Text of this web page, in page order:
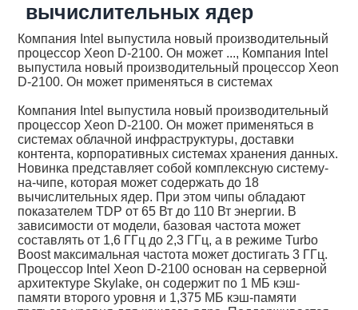
вычислительных ядер
Компания Intel выпустила новый производительный
процессор Xeon D-2100. Он может ..., Компания Intel
выпустила новый производительный процессор Xeon
D-2100. Он может применяться в системах
Компания Intel выпустила новый производительный
процессор Xeon D-2100. Он может применяться в
системах облачной инфраструктуры, доставки
контента, корпоративных системах хранения данных.
Новинка представляет собой комплексную систему-
на-чипе, которая может содержать до 18
вычислительных ядер. При этом чипы обладают
показателем TDP от 65 Вт до 110 Вт энергии. В
зависимости от модели, базовая частота может
составлять от 1,6 ГГц до 2,3 ГГц, а в режиме Turbo
Boost максимальная частота может достигать 3 ГГц.
Процессор Intel Xeon D-2100 основан на серверной
архитектуре Skylake, он содержит по 1 МБ кэш-
памяти второго уровня и 1,375 МБ кэш-памяти